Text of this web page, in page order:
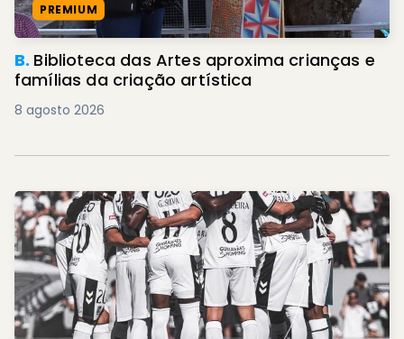
PREMIUM
B. Biblioteca das Artes aproxima crianças e
famílias da criação artística
8 agosto 2026